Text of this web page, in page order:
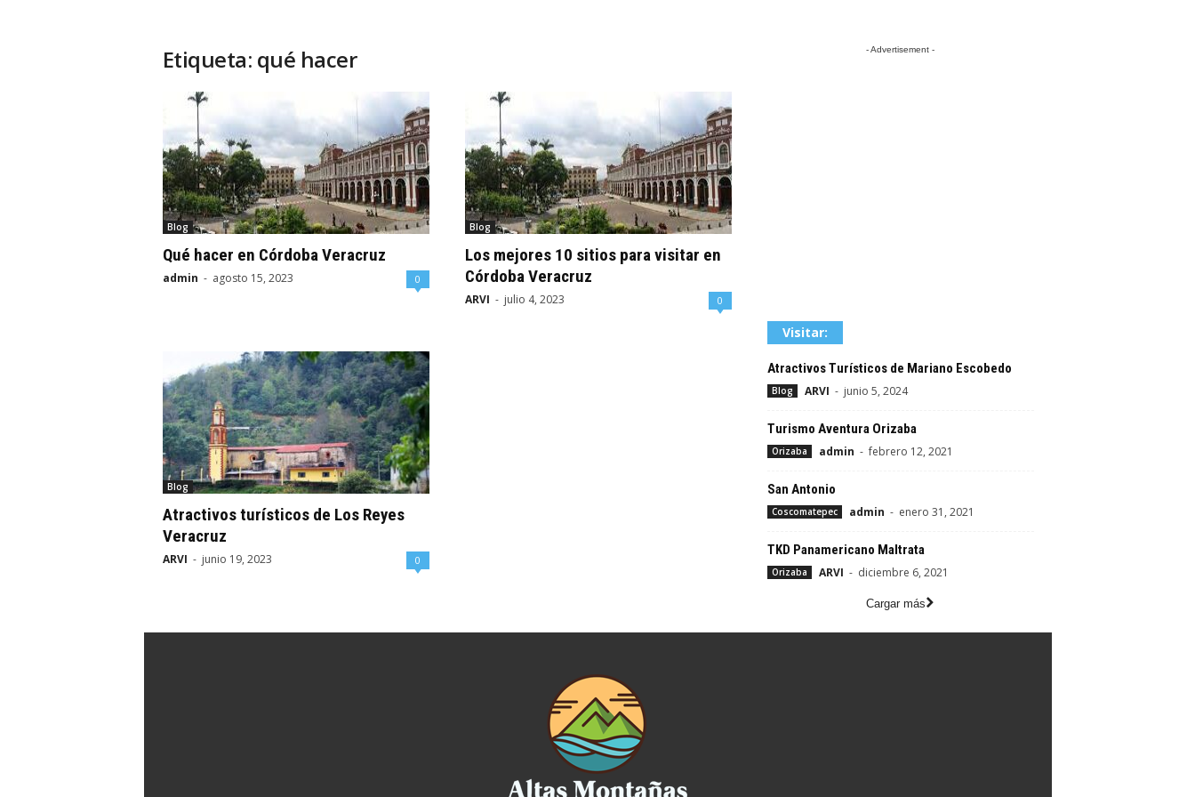
Etiqueta: qué hacer
Blog
Qué hacer en Córdoba Veracruz
admin - agosto 15, 2023 0
Blog
Los mejores 10 sitios para visitar en
Córdoba Veracruz
ARVI - julio 4, 2023 0
Blog
Atractivos turísticos de Los Reyes
Veracruz
ARVI - junio 19, 2023 0
- Advertisement -
Visitar:
Atractivos Turísticos de Mariano Escobedo
Blog ARVI - junio 5, 2024
Turismo Aventura Orizaba
Orizaba admin - febrero 12, 2021
San Antonio
Coscomatepec admin - enero 31, 2021
TKD Panamericano Maltrata
Orizaba ARVI - diciembre 6, 2021
Cargar más